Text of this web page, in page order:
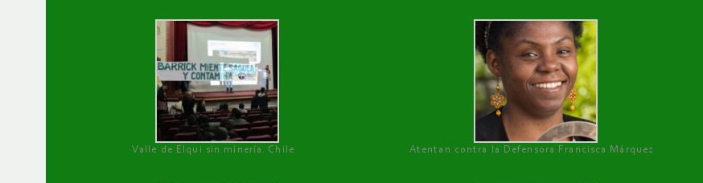
Valle de Elqui sin minería. Chile Atentan contra la Defensora Francisca Márquez